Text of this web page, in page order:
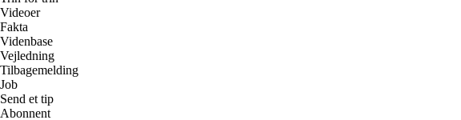
Videoer
Fakta
Videnbase
Vejledning
Tilbagemelding
Job
Send et tip
Abonnent